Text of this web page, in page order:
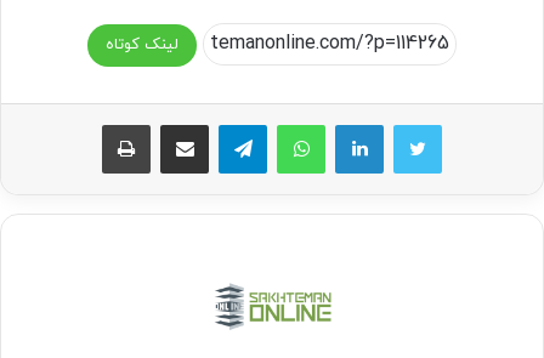
لینک کوتاه
واتس آپ تلگرام اشتراک گذاری از طریق ایمیل چاپ